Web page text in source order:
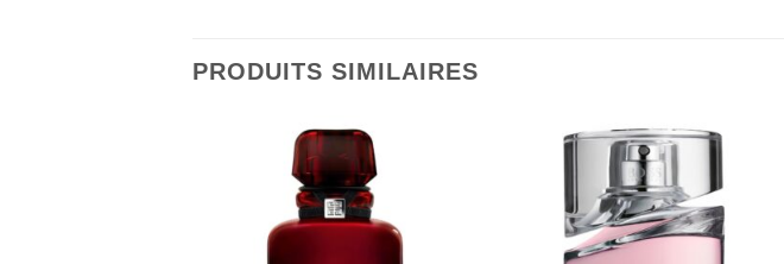
PRODUITS SIMILAIRES